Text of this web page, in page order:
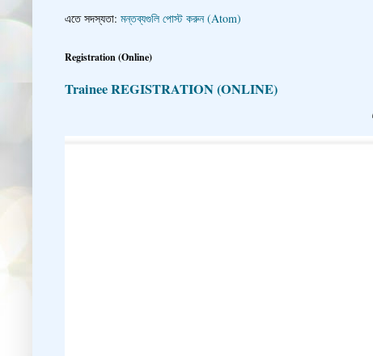
এতে সদস্যতা: মন্তব্যগুলি পোস্ট করুন (Atom)
Registration (Online)
Trainee REGISTRATION (ONLINE)
👇 👉 Click here